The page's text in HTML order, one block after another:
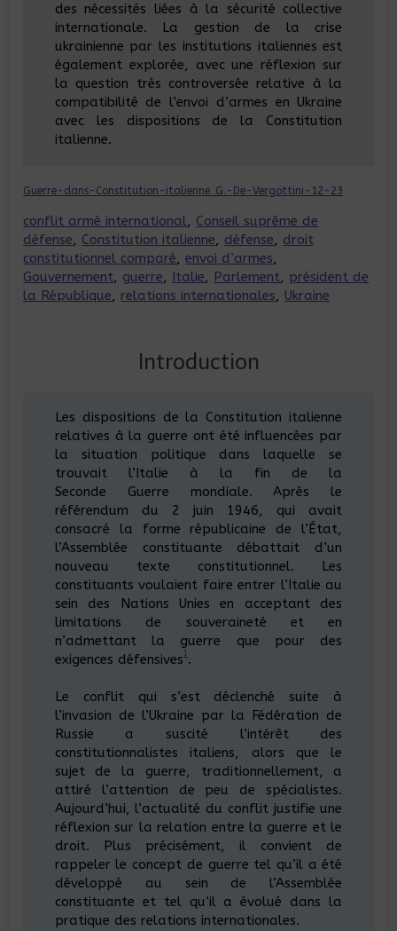
des nécessités liées à la sécurité collective
internationale. La gestion de la crise
ukrainienne par les institutions italiennes est
également explorée, avec une réflexion sur
la question très controversée relative à la
compatibilité de l’envoi d’armes en Ukraine
avec les dispositions de la Constitution
italienne.
Guerre-dans-Constitution-italienne_G.-De-Vergottini-12-23
conflit armé international, Conseil suprême de
défense, Constitution italienne, défense, droit
constitutionnel comparé, envoi d’armes
Gouvernement, guerre, Italie, Parlement, président de
la République, relations internationales, Ukraine
Introduction
Les dispositions de la Constitution italienne
relatives à la guerre ont été influencées par
la situation politique dans laquelle se
trouvait l’Italie à la fin de la
Seconde Guerre mondiale. Après le
référendum du 2 juin 1946, qui avait
consacré la forme républicaine de l’État,
l’Assemblée constituante débattait d’un
nouveau texte constitutionnel. Les
constituants voulaient faire entrer l’Italie au
sein des Nations Unies en acceptant des
limitations de souveraineté et en
n’admettant la guerre que pour des
exigences défensives 1 .
Le conflit qui s’est déclenché suite à
l’invasion de l’Ukraine par la Fédération de
Russie a suscité l’intérêt des
constitutionnalistes italiens, alors que le
sujet de la guerre, traditionnellement, a
attiré l’attention de peu de spécialistes.
Aujourd’hui, l’actualité du conflit justifie une
réflexion sur la relation entre la guerre et le
droit. Plus précisément, il convient de
rappeler le concept de guerre tel qu’il a été
développé au sein de l’Assemblée
constituante et tel qu’il a évolué dans la
pratique des relations internationales.